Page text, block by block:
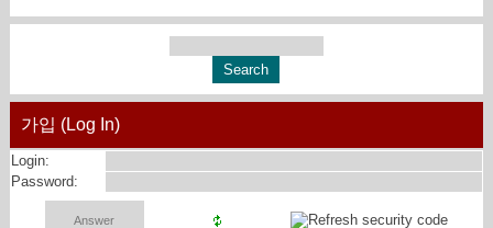
가입 (Log In)
Login:
Password: